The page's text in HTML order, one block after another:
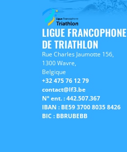
LIGUE FRANCOPHONE
DE TRIATHLON
Rue Charles Jaumotte 156,
1300 Wavre,
Belgique
+32 475 76 12 79
contact@lf3.be
N° ent. : 442.507.367
IBAN : BE59 3700 8035 8426
BIC : BBRUBEBB